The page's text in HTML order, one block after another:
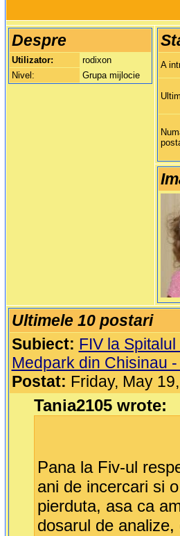
Despre
Utilizator:
rodixon
Nivel:
Grupa mijlocie
A
Ultimele 10 postari
Subiect: FIV la
Medpark din Chisinau -
Postat: Friday, May
Tania2105 wrote:
Pana la Fiv-ul
ani de incercari si
pierduta, asa ca
dosarul de